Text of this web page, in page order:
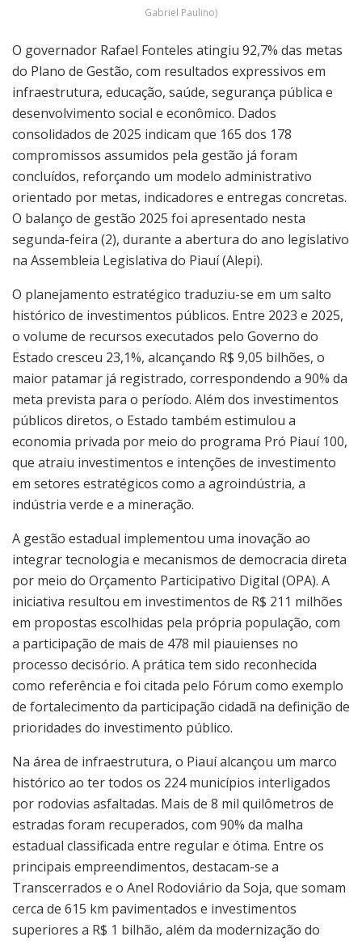
Gabriel Paulino)
O governador Rafael Fonteles atingiu 92,7% das metas
do Plano de Gestão, com resultados expressivos em
infraestrutura, educação, saúde, segurança pública e
desenvolvimento social e econômico. Dados
consolidados de 2025 indicam que 165 dos 178
compromissos assumidos pela gestão já foram
concluídos, reforçando um modelo administrativo
orientado por metas, indicadores e entregas concretas.
O balanço de gestão 2025 foi apresentado nesta
segunda-feira (2), durante a abertura do ano legislativo
na Assembleia Legislativa do Piauí (Alepi).
O planejamento estratégico traduziu-se em um salto
histórico de investimentos públicos. Entre 2023 e 2025,
o volume de recursos executados pelo Governo do
Estado cresceu 23,1%, alcançando R$ 9,05 bilhões, o
maior patamar já registrado, correspondendo a 90% da
meta prevista para o período. Além dos investimentos
públicos diretos, o Estado também estimulou a
economia privada por meio do programa Pró Piauí 100,
que atraiu investimentos e intenções de investimento
em setores estratégicos como a agroindústria, a
indústria verde e a mineração.
A gestão estadual implementou uma inovação ao
integrar tecnologia e mecanismos de democracia direta
por meio do Orçamento Participativo Digital (OPA). A
iniciativa resultou em investimentos de R$ 211 milhões
em propostas escolhidas pela própria população, com
a participação de mais de 478 mil piauienses no
processo decisório. A prática tem sido reconhecida
como referência e foi citada pelo Fórum como exemplo
de fortalecimento da participação cidadã na definição de
prioridades do investimento público.
Na área de infraestrutura, o Piauí alcançou um marco
histórico ao ter todos os 224 municípios interligados
por rodovias asfaltadas. Mais de 8 mil quilômetros de
estradas foram recuperados, com 90% da malha
estadual classificada entre regular e ótima. Entre os
principais empreendimentos, destacam-se a
Transcerrados e o Anel Rodoviário da Soja, que somam
cerca de 615 km pavimentados e investimentos
superiores a R$ 1 bilhão, além da modernização do